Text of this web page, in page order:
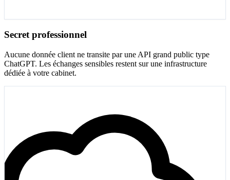
Secret professionnel
Aucune donnée client ne transite par une API grand public type
ChatGPT. Les échanges sensibles restent sur une infrastructure
dédiée à votre cabinet.